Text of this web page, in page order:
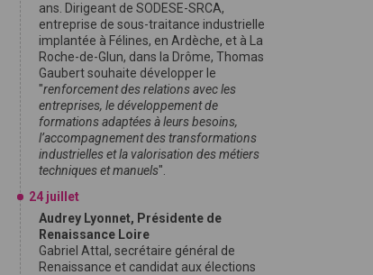
ans. Dirigeant de SODESE-SRCA,
entreprise de sous-traitance industrielle
implantée à Félines, en Ardèche, et à La
Roche-de-Glun, dans la Drôme, Thomas
Gaubert souhaite développer le
"renforcement des relations avec les
entreprises, le développement de
formations adaptées à leurs besoins,
l’accompagnement des transformations
industrielles et la valorisation des métiers
techniques et manuels".
24 juillet
Audrey Lyonnet, Présidente de
Renaissance Loire
Gabriel Attal, secrétaire général de
Renaissance et candidat aux élections